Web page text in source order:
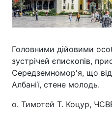
Головними дійовими
зустрічей єпископів,
Середземномор'я, що
Албанії, стене молодь.
о. Тимотей Т. Коцур,